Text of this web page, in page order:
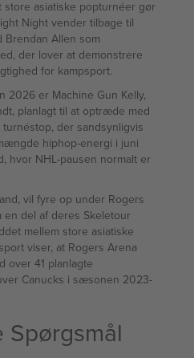
asiatiske popturnéer gør
Night vender tilbage til
Allen som
der lover at demonstrere
for kampsport.
2026 er Machine Gun Kelly,
planlagt til at optræde med
der sandsynligvis
hiphop-energi i juni
hvor NHL-pausen normalt er
vil fyre op under Rogers
del af deres Skeletour
mellem store asiatiske
viser, at Rogers Arena
41 planlagte
Canucks i sæsonen 2023-